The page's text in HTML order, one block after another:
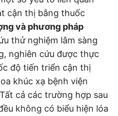
cận thị bằng thuốc
và phương pháp
thử nghiệm lâm sàng
nghiên cứu được thực
độ tiến triển cận thị
khúc xạ bệnh viện
cả các trường hợp sau
không có biểu hiện lóa